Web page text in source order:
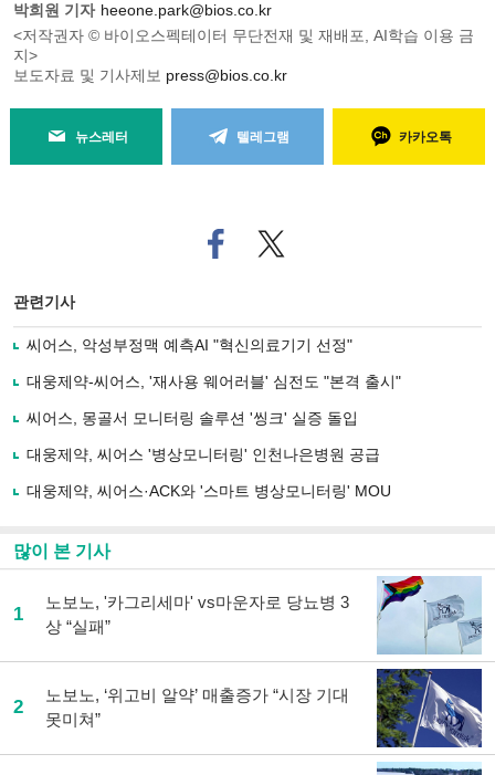
박희원 기자 heeone.park@bios.co.kr
<저작권자 © 바이오스펙테이터 무단전재 및 재배포, AI학습 이용 금
지>
보도자료 및 기사제보 press@bios.co.kr
뉴스레터 텔레그램 카카오톡
페
이
로
사
유
기
트위
터로
관련기사
씨어스, 악성부정맥 예측AI "혁신의료기기 선정"
대웅제약-씨어스, '재사용 웨어러블' 심전도 "본격 출시"
씨어스, 몽골서 모니터링 솔루션 '씽크' 실증 돌입
대웅제약, 씨어스 '병상모니터링' 인천나은병원 공급
대웅제약, 씨어스·ACK와 '스마트 병상모니터링' MOU
많이 본 기사
1
노보노, '카그리세마' vs마운자로 당뇨병 3
상 “실패”
2
노보노, ‘위고비 알약’ 매출증가 “시장 기대
못미쳐”